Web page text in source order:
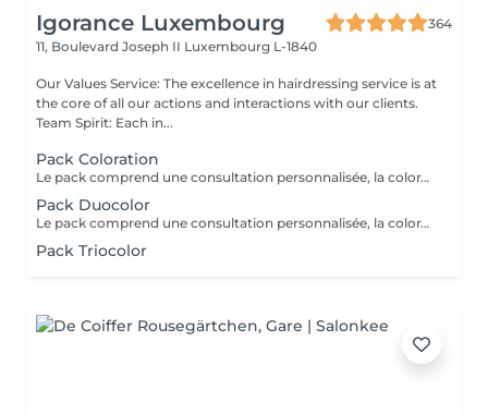
Igorance Luxembourg
364
11, Boulevard Joseph II Luxembourg L-1840
Our Values Service: The excellence in hairdressing service is at
the core of all our actions and interactions with our clients.
Team Spirit: Each in...
Pack Coloration
Le pack comprend une consultation personnalisée, la coloration des racines avec les produits L’OREAL PROFESSIONNEL , shampooing et conditionneur spécifiques REDKEN , le séchage et les produits de finitions REDKEN. Option Coupe : la coupe IGORANCE ( finition sur cheveux secs), le séchage et les produits de finitions REDKEN. * Tarifs à titre indicatifs à confirmer après la consultation personnalisée établit auprès de votre coiffeur/stylist/spécialiste * La direction se réserve le droit d’apporter des modifications pour le bon fonctionnement du salon
Pack Duocolor
Le pack comprend une consultation personnalisée, la coloration des racines et un coup de soleil avec les produits LOREAL PROFESSIONNEL , shampooing et conditionneur spécifiques REDKEN , le séchage et les produits de styling REDKEN Option Coupe : la coupe IGORANCE ( finition sur cheveux secs), le séchage et les produits de styling REDKEN * Tarifs à titre indicatifs à confirmer après la consultation personnalisée établit auprès de votre coiffeur/stylist/spécialiste * La direction se réserve le droit d’apporter des modifications pour le bon fonctionnement du salon
Pack Triocolor